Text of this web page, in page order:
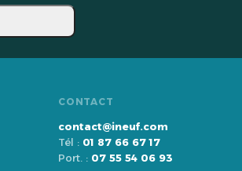
CONTACT
contact@ineuf.com
Tél : 01 87 66 67 17
Port. : 07 55 54 06 93